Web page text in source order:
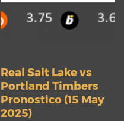
Real Salt Lake vs
Portland Timbers
Pronostico (15 May
2025)